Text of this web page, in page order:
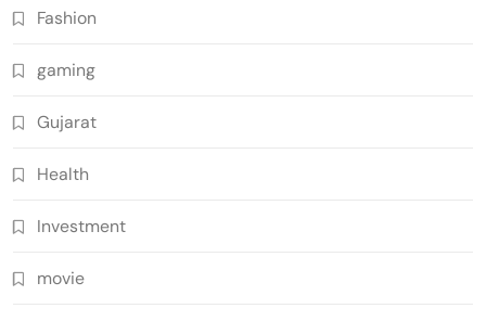
Fashion
gaming
Gujarat
Health
Investment
movie